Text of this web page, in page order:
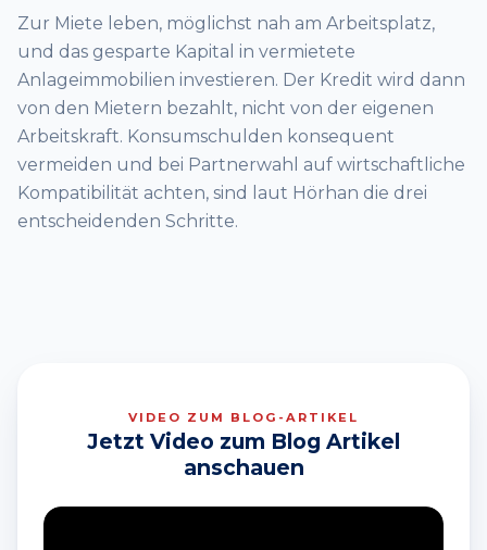
Zur Miete leben, möglichst nah am Arbeitsplatz,
und das gesparte Kapital in vermietete
Anlageimmobilien investieren. Der Kredit wird dann
von den Mietern bezahlt, nicht von der eigenen
Arbeitskraft. Konsumschulden konsequent
vermeiden und bei Partnerwahl auf wirtschaftliche
Kompatibilität achten, sind laut Hörhan die drei
entscheidenden Schritte.
VIDEO ZUM BLOG-ARTIKEL
Jetzt Video zum Blog Artikel
anschauen